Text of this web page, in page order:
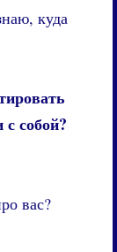
куда
собой?
вас?